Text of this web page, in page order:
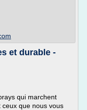
et durable -
qui marchent
que nous vous